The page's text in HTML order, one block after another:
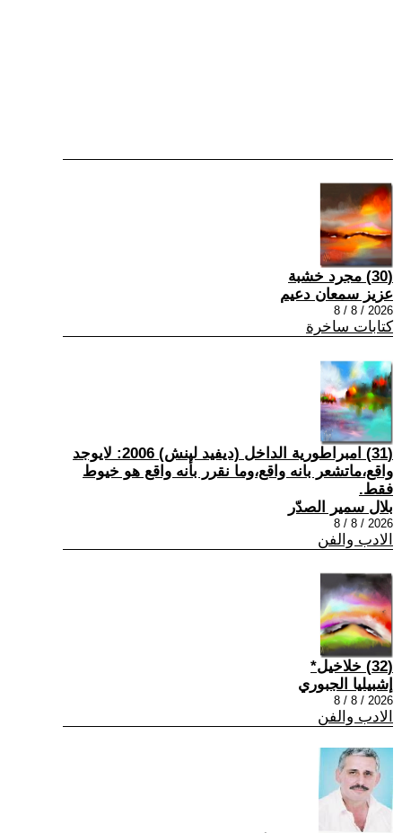
(30) مجرد خشبة
عزيز سمعان دعيم
2026 / 8 / 8
كتابات ساخرة
(31) امبراطورية الداخل (ديفيد لينش) 2006: لايوجد
واقع،ماتشعر بانه واقع،وما نقرر بأنه واقع هو خيوط
فقط.
بلال سمير الصدّر
2026 / 8 / 8
الادب والفن
(32) خلاخيل*
إشبيليا الجبوري
2026 / 8 / 8
الادب والفن